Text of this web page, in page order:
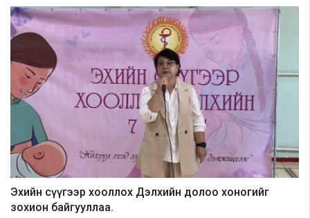
Эхийн сүүгээр хооллох Дэлхийн долоо хоногийг
зохион байгууллаа.